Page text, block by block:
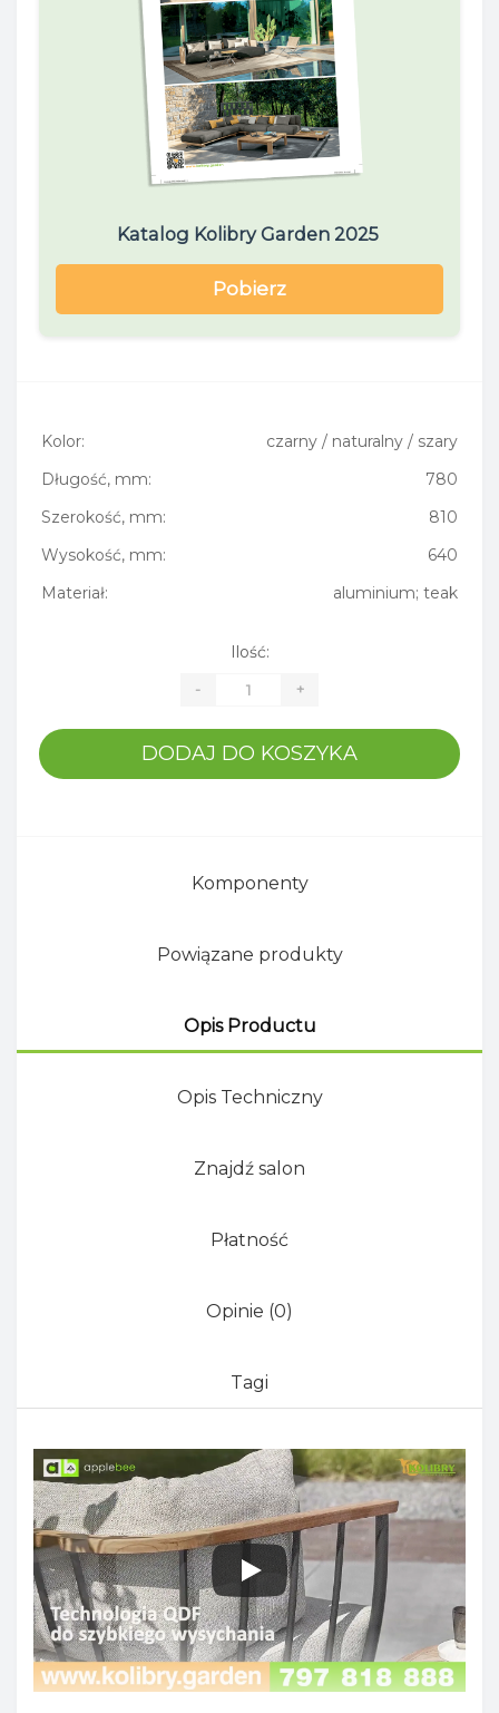
Katalog Kolibry Garden 2025
Pobierz
Kolor:
czarny / naturalny / szary
Długość, mm:
780
Szerokość, mm:
810
Wysokość, mm:
640
Materiał:
aluminium; teak
Ilość:
- +
DODAJ DO KOSZYKA
Komponenty
Powiązane produkty
Opis Productu
Opis Techniczny
Znajdź salon
Płatność
Opinie (0)
Tagi